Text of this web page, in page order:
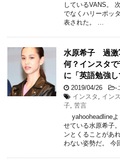
しているVANS。
でなくハリーポッ
表された。 …
水原希子 過激
何？インスタ
に「英語勉強し
2019/04/26 -
インスタ
イン
子 苦言
yahooheadlineよ
せている水原希子
ンとくることがあ
わない姿勢だ。 今